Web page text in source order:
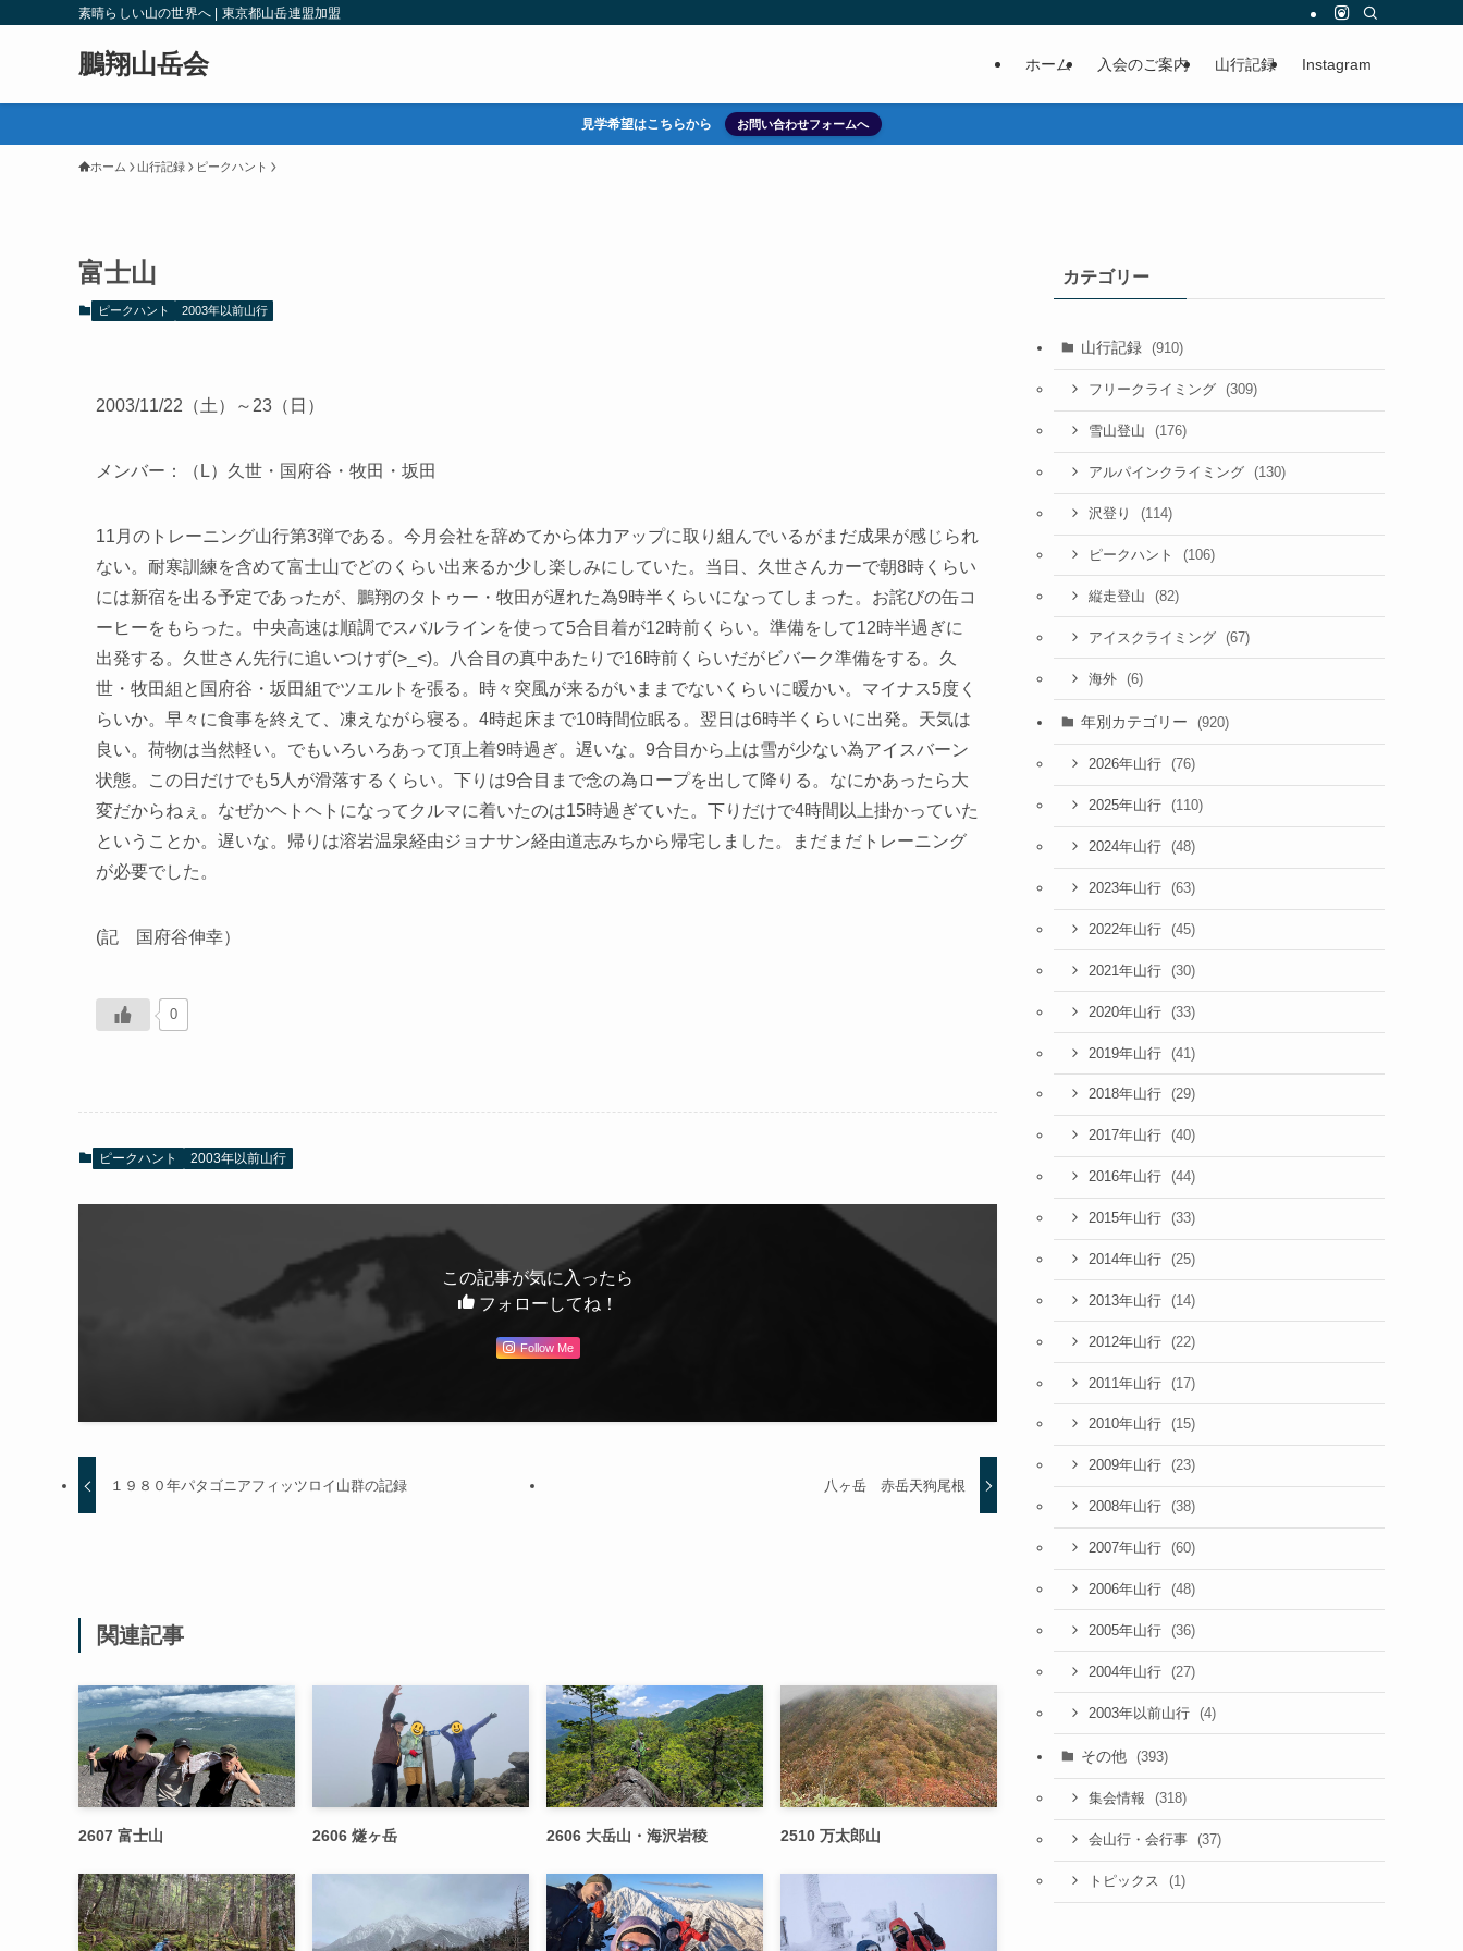
素晴らしい山の世界へ | 東京都山岳連盟加盟
鵬翔山岳会 ホーム 入会のご案内 山行記録 Instagram
見学希望はこちらから お問い合わせフォームへ
ホーム 山行記録 ピークハント
富士山
ピークハント 2003年以前山行
2003/11/22（土）～23（日）
メンバー：（L）久世・国府谷・牧田・坂田
11月のトレーニング山行第3弾である。今月会社を辞めてから体力アップに取り組んでいるがまだ成果が感じられ
ない。耐寒訓練を含めて富士山でどのくらい出来るか少し楽しみにしていた。当日、久世さんカーで朝8時くらい
には新宿を出る予定であったが、鵬翔のタトゥー・牧田が遅れた為9時半くらいになってしまった。お詫びの缶コ
ーヒーをもらった。中央高速は順調でスバルラインを使って5合目着が12時前くらい。準備をして12時半過ぎに
出発する。久世さん先行に追いつけず(>_<)。八合目の真中あたりで16時前くらいだがビバーク準備をする。久
世・牧田組と国府谷・坂田組でツエルトを張る。時々突風が来るがいままでないくらいに暖かい。マイナス5度く
らいか。早々に食事を終えて、凍えながら寝る。4時起床まで10時間位眠る。翌日は6時半くらいに出発。天気は
良い。荷物は当然軽い。でもいろいろあって頂上着9時過ぎ。遅いな。9合目から上は雪が少ない為アイスバーン
状態。この日だけでも5人が滑落するくらい。下りは9合目まで念の為ロープを出して降りる。なにかあったら大
変だからねぇ。なぜかヘトヘトになってクルマに着いたのは15時過ぎていた。下りだけで4時間以上掛かっていた
ということか。遅いな。帰りは溶岩温泉経由ジョナサン経由道志みちから帰宅しました。まだまだトレーニング
が必要でした。
(記 国府谷伸幸）
0
ピークハント 2003年以前山行
この記事が気に入ったら
フォローしてね！
Follow Me
１９８０年パタゴニアフィッツロイ山群の記録 八ヶ岳 赤岳天狗尾根
関連記事
2607 富士山 2606 燧ヶ岳 2606 大岳山・海沢岩稜 2510 万太郎山
カテゴリー
山行記録 (910)
フリークライミング (309)
雪山登山 (176)
アルパインクライミング (130)
沢登り (114)
ピークハント (106)
縦走登山 (82)
アイスクライミング (67)
海外 (6)
年別カテゴリー (920)
2026年山行 (76)
2025年山行 (110)
2024年山行 (48)
2023年山行 (63)
2022年山行 (45)
2021年山行 (30)
2020年山行 (33)
2019年山行 (41)
2018年山行 (29)
2017年山行 (40)
2016年山行 (44)
2015年山行 (33)
2014年山行 (25)
2013年山行 (14)
2012年山行 (22)
2011年山行 (17)
2010年山行 (15)
2009年山行 (23)
2008年山行 (38)
2007年山行 (60)
2006年山行 (48)
2005年山行 (36)
2004年山行 (27)
2003年以前山行 (4)
その他 (393)
集会情報 (318)
会山行・会行事 (37)
トピックス (1)